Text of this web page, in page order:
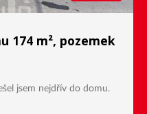
174 m², pozemek
jsem nejdřív do domu.